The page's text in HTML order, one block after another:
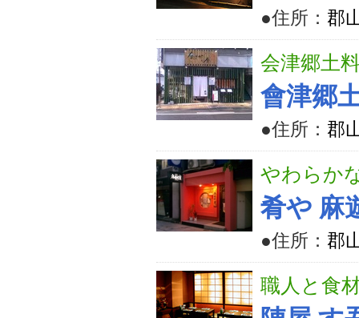
●住所： 郡
会津郷土
會津郷
●住所： 郡
やわらか
肴や 麻
●住所： 郡
職人と食